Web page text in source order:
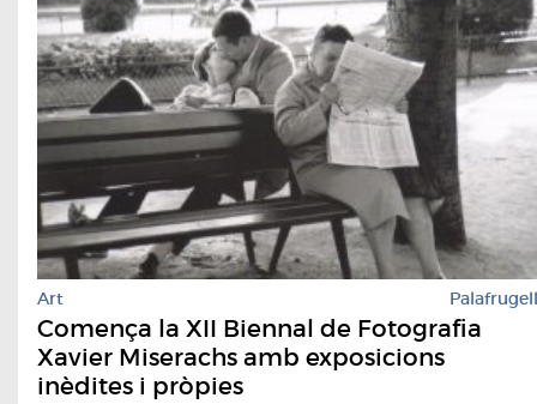
Art Palafrugell
Comença la XII Biennal de Fotografia
Xavier Miserachs amb exposicions
inèdites i pròpies